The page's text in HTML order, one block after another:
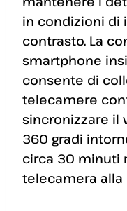
in condizioni di
contrasto. La
smartphone
consente di
telecamere
sincronizzare il
360 gradi
circa 30 minuti
telecamera alla